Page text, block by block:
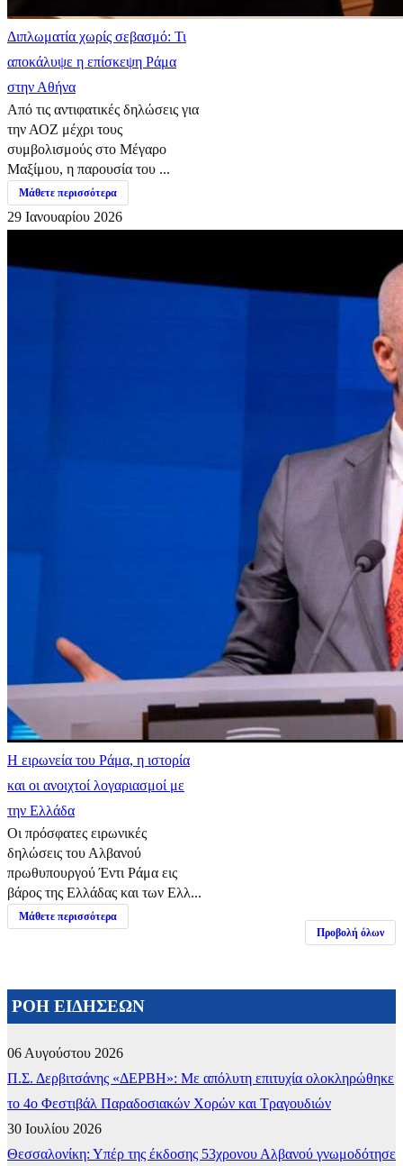
Διπλωματία χωρίς σεβασμό: Τι
αποκάλυψε η επίσκεψη Ράμα
στην Αθήνα
Από τις αντιφατικές δηλώσεις για
την ΑΟΖ μέχρι τους
συμβολισμούς στο Μέγαρο
Μαξίμου, η παρουσία του ...
Μάθετε περισσότερα
29 Ιανουαρίου 2026
Η ειρωνεία του Ράμα, η ιστορία
και οι ανοιχτοί λογαριασμοί με
την Ελλάδα
Οι πρόσφατες ειρωνικές
δηλώσεις του Αλβανού
πρωθυπουργού Έντι Ράμα εις
βάρος της Ελλάδας και των Ελλ...
Μάθετε περισσότερα
Προβολή όλων
ΡΟΗ ΕΙΔΗΣΕΩΝ
06 Αυγούστου 2026
Π.Σ. Δερβιτσάνης «ΔΕΡΒΗ»: Με απόλυτη επιτυχία ολοκληρώθηκε
το 4ο Φεστιβάλ Παραδοσιακών Χορών και Τραγουδιών
30 Ιουλίου 2026
Θεσσαλονίκη: Υπέρ της έκδοσης 53χρονου Αλβανού γνωμοδότησε